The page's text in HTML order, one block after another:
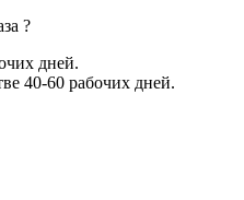
?
дней.
40-60 рабочих дней.